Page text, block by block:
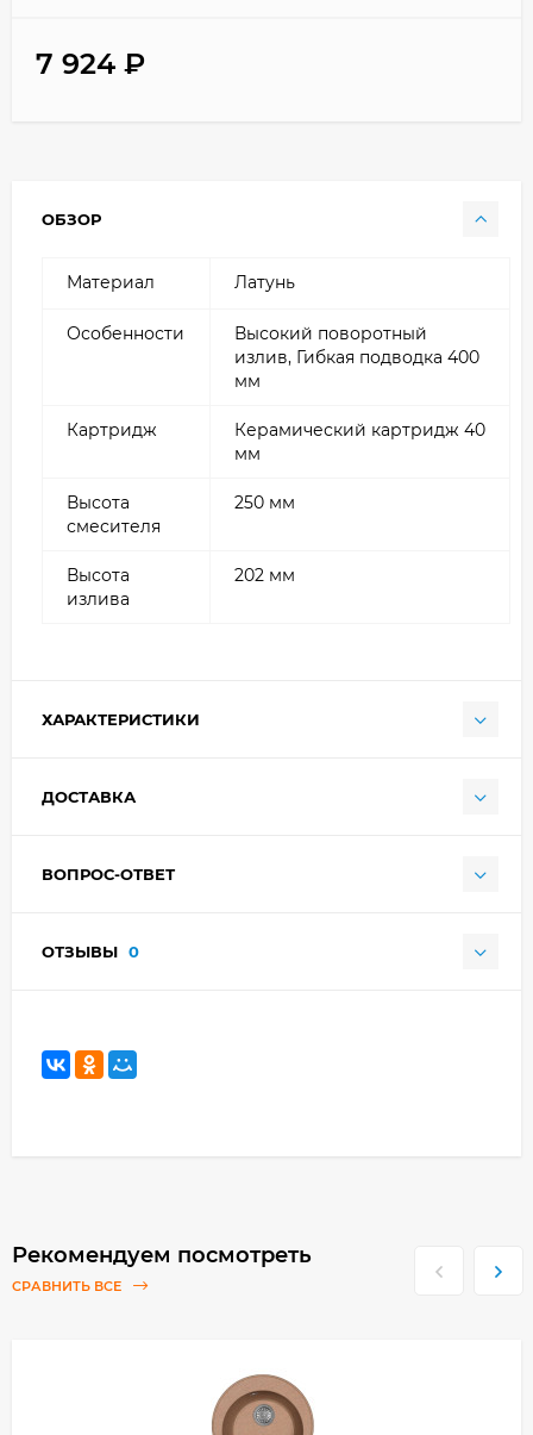
7 924 ₽
ОБЗОР
Материал Латунь
Особенности
Высокий поворотный
излив, Гибкая подводка 400
мм
Картридж
Керамический картридж 40
мм
Высота
смесителя
250 мм
Высота
излива
202 мм
ХАРАКТЕРИСТИКИ
ДОСТАВКА
ВОПРОС-ОТВЕТ
ОТЗЫВЫ 0
Рекомендуем посмотреть
СРАВНИТЬ ВСЕ